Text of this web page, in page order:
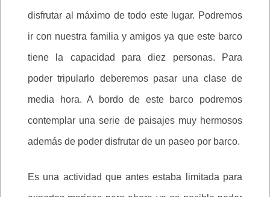
disfrutar al máximo de todo este lugar. Podremos
ir con nuestra familia y amigos ya que este barco
tiene la capacidad para diez personas. Para
poder tripularlo deberemos pasar una clase de
media hora. A bordo de este barco podremos
contemplar una serie de paisajes muy hermosos
además de poder disfrutar de un paseo por barco.
Es una actividad que antes estaba limitada para